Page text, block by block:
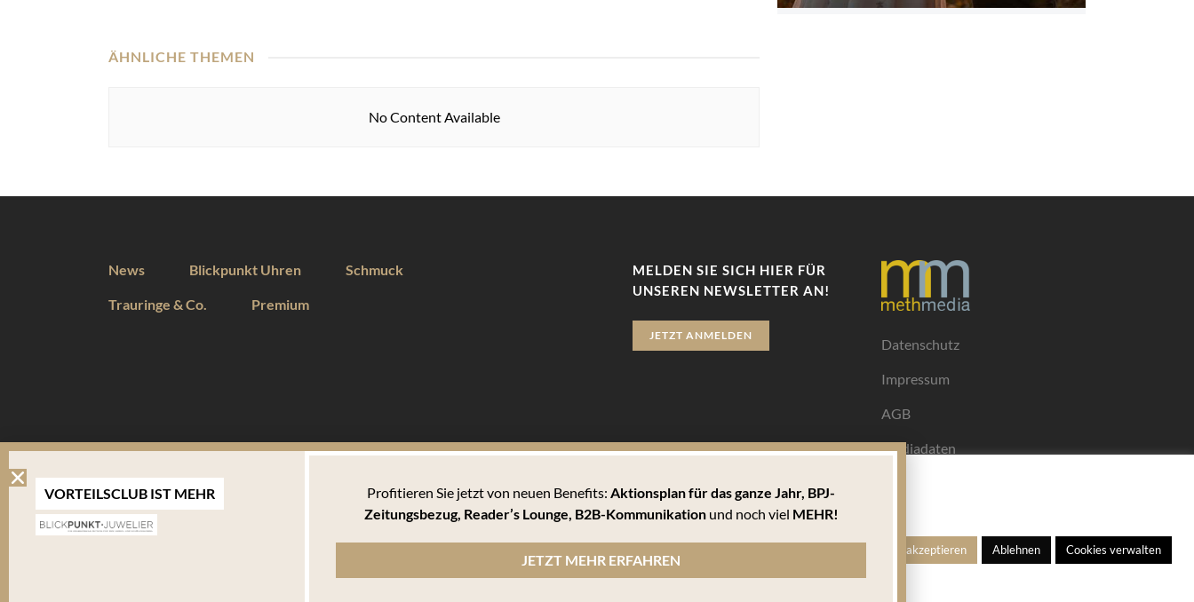
ÄHNLICHE THEMEN
No Content Available
News Blickpunkt Uhren Schmuck
Trauringe & Co. Premium
MELDEN SIE SICH HIER FÜR
UNSEREN NEWSLETTER AN!
JETZT ANMELDEN
Datenschutz
Impressum
AGB
Mediadaten
DIESE WEBSEITE VERWENDET COOKIES
Wir verwenden Cookies um Ihnen eine optimale Benutzererfahrung zu bieten. Hierbei handelt es sich um kleine Textdateien, die auf Ihrem
Endgerät abgelegt werden. Um die Website weiterhin zu nutzen, können Sie sämtlichen Cookies zustimmen oder unter den Einstellungen
verwalten welche davon Sie akzeptieren.
Bitte beachten Sie, dass Sie Ihren Browser so einstellen können, dass Sie über das Setzen von Cookies informiert werden und einzeln über deren Annahme entscheiden oder die Annahme von Cookies für
bestimmte Fälle oder generell ausschließen können. Jeder Browser unterscheidet sich in der Art, wie er die Cookie-Einstellungen verwaltet. Diese ist in dem Hilfemenü jedes Browsers beschrieben, welches
Alle akzeptieren Ablehnen Cookies verwalten
VORTEILSCLUB IST MEHR Profitieren Sie jetzt von neuen Benefits:Aktionsplan für das ganze Jahr, BPJ-
Zeitungsbezug, Reader’s Lounge, B2B-Kommunikation und noch viel MEHR!
JETZT MEHR ERFAHREN